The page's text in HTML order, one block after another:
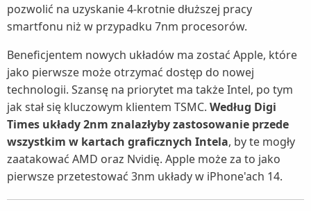
pozwolić na uzyskanie 4-krotnie dłuższej pracy
smartfonu niż w przypadku 7nm procesorów.
Beneficjentem nowych układów ma zostać Apple, które
jako pierwsze może otrzymać dostęp do nowej
technologii. Szansę na priorytet ma także Intel, po tym
jak stał się kluczowym klientem TSMC. Według Digi
Times układy 2nm znalazłyby zastosowanie przede
wszystkim w kartach graficznych Intela, by te mogły
zaatakować AMD oraz Nvidię. Apple może za to jako
pierwsze przetestować 3nm układy w iPhone'ach 14.